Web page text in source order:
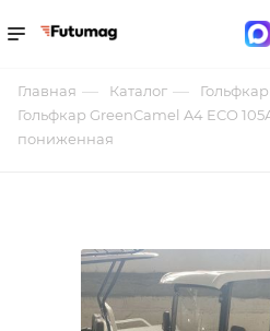
Главная — Каталог —
Гольфкар GreenCamel A4 ECO
пониженная